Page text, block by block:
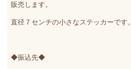
販売します。
直径７センチの小さなステッカーです。
◆振込先◆